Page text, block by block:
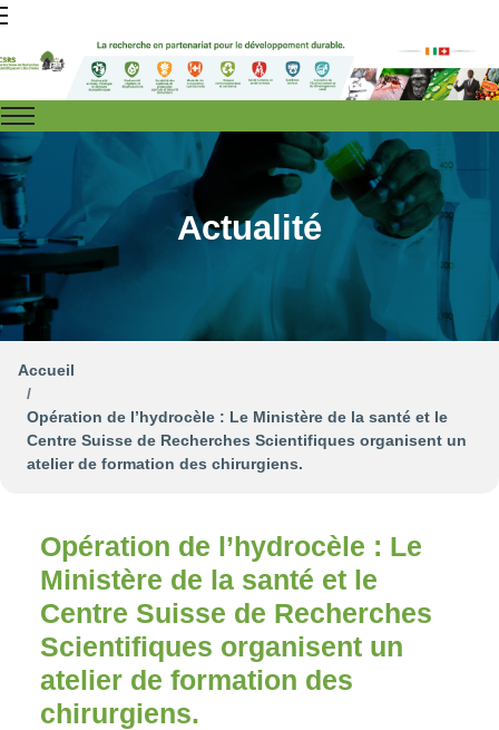
Actualité
Accueil
Opération de l’hydrocèle : Le Ministère de la santé et le
Centre Suisse de Recherches Scientifiques organisent un
atelier de formation des chirurgiens.
Opération de l’hydrocèle : Le
Ministère de la santé et le
Centre Suisse de Recherches
Scientifiques organisent un
atelier de formation des
chirurgiens.